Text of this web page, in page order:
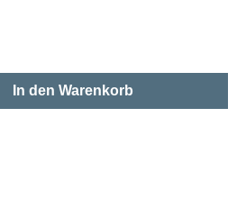
Wert ein
In den Warenkorb